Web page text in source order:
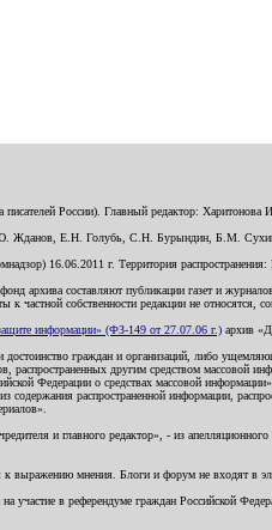
России). Главный редактор:
Жданов, Е.Н. Голубь, С.Н. Бурындин, Б.М.
16.06.2011 г. Территория распространения:
архива составляют публикации газет и
собственности редакции не относятся,
информации» (ФЗ-149 от 27.07.06 г.) архив
граждан и организаций, либо
другим средством массовой
Федерации о средствах массовой информации».
распространенной информации,
и главного редактор», - из апелляционного
к выражению мнения. Блоги и форум не входят в
в референдуме граждан Российской